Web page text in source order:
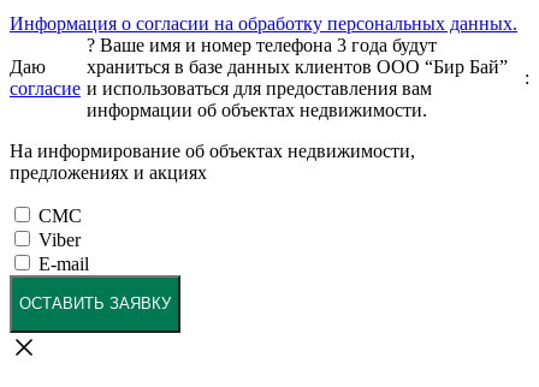
Информация о согласии на обработку персональных данных.
Даю
согласие
? Ваше имя и номер телефона 3 года будут
храниться в базе данных клиентов ООО “Бир Бай”
и использоваться для предоставления вам
информации об объектах недвижимости.
:
На информирование об объектах недвижимости,
предложениях и акциях
СМС
Viber
E-mail
ОСТАВИТЬ ЗАЯВКУ